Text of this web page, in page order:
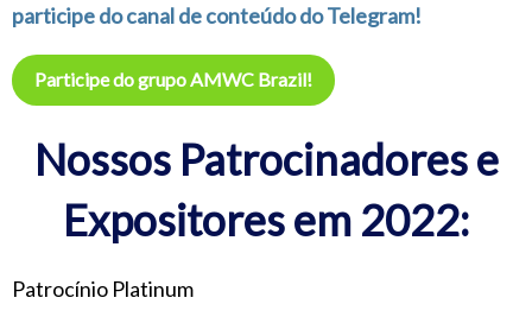
participe do canal de conteúdo do Telegram!
Participe do grupo AMWC Brazil!
Nossos Patrocinadores e
Expositores em 2022:
Patrocínio Platinum